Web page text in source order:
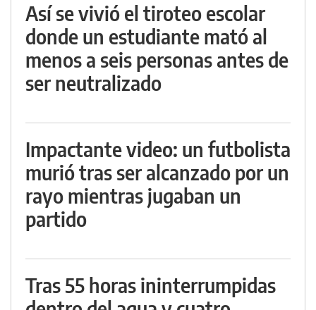
Así se vivió el tiroteo escolar
donde un estudiante mató al
menos a seis personas antes de
ser neutralizado
Impactante video: un futbolista
murió tras ser alcanzado por un
rayo mientras jugaban un
partido
Tras 55 horas ininterrumpidas